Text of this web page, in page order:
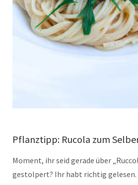
Pflanztipp: Rucola zum
Moment, ihr seid gerade über
gestolpert? Ihr habt richtig gelesen.